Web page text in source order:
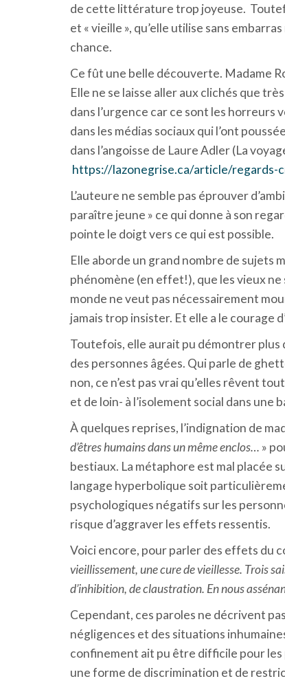
de cette littérature trop joyeuse.
et « vieille », qu’elle utilise sans
chance.
Ce fût une belle découverte. Madame
Elle ne se laisse aller aux clichés que
dans l’urgence car ce sont les horreurs
dans les médias sociaux qui l’ont
dans l’angoisse de Laure Adler (La
https://lazonegrise.ca/article/regards-
L’auteure ne semble pas éprouver
paraître jeune » ce qui donne à son
pointe le doigt vers ce qui est possible.
Elle aborde un grand nombre de sujets
phénomène (en effet!), que les vieux
monde ne veut pas nécessairement
jamais trop insister. Et elle a le courage
Toutefois, elle aurait pu démontrer
des personnes âgées. Qui parle de
non, ce n’est pas vrai qu’elles rêvent
et de loin- à l’isolement social dans
À quelques reprises, l’indignation de
d’êtres humains dans un même enclos… »
bestiaux. La métaphore est mal placée
langage hyperbolique soit
psychologiques négatifs sur les
risque d’aggraver les effets ressentis.
Voici encore, pour parler des effets du
vieillissement, une cure de vieillesse. Trois
d’inhibition, de claustration. En nous
Cependant, ces paroles ne décrivent
négligences et des situations
confinement ait pu être difficile pour les
une forme de discrimination et de